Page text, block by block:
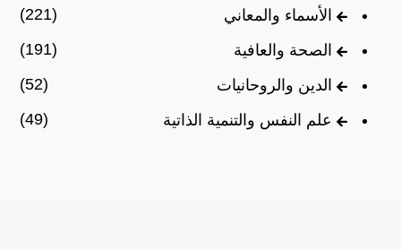
الأسماء والمعاني
(221)
الصحة والعافية
(191)
الدين والروحانيات
(52)
علم النفس والتنمية الذاتية
(49)